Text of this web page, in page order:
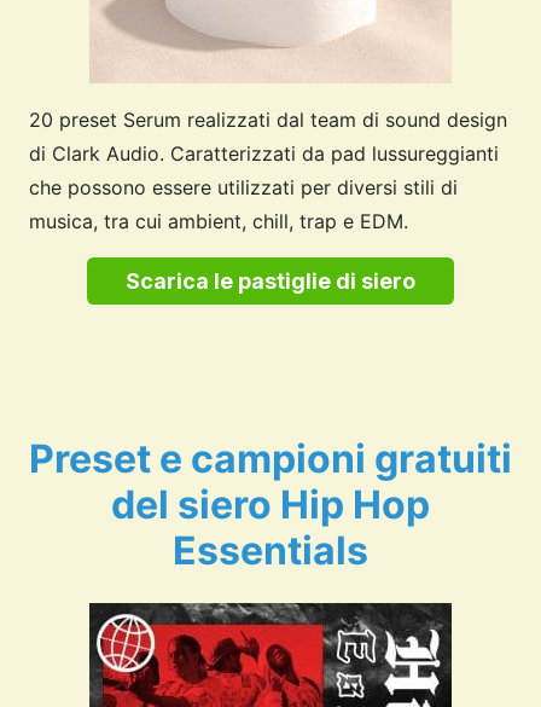
20 preset Serum realizzati dal team di sound design
di Clark Audio. Caratterizzati da pad lussureggianti
che possono essere utilizzati per diversi stili di
musica, tra cui ambient, chill, trap e EDM.
Scarica le pastiglie di siero
Preset e campioni gratuiti
del siero Hip Hop
Essentials